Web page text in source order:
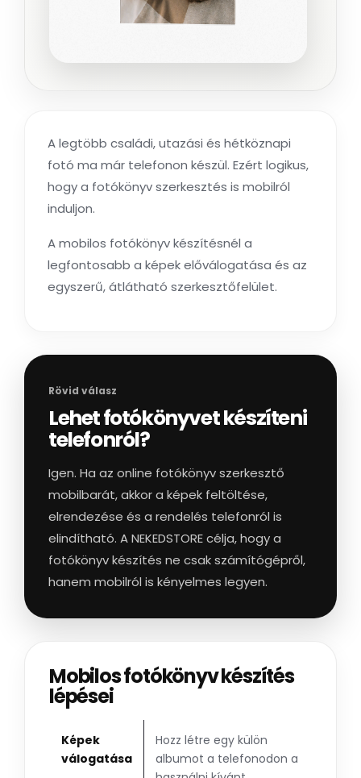
A legtöbb családi, utazási és hétköznapi
fotó ma már telefonon készül. Ezért logikus,
hogy a fotókönyv szerkesztés is mobilról
induljon.
A mobilos fotókönyv készítésnél a
legfontosabb a képek előválogatása és az
egyszerű, átlátható szerkesztőfelület.
Rövid válasz
Lehet fotókönyvet készíteni
telefonról?
Igen. Ha az online fotókönyv szerkesztő
mobilbarát, akkor a képek feltöltése,
elrendezése és a rendelés telefonról is
elindítható. A NEKEDSTORE célja, hogy a
fotókönyv készítés ne csak számítógépről,
hanem mobilról is kényelmes legyen.
Mobilos fotókönyv készítés
lépései
Képek
válogatása
Hozz létre egy külön
albumot a telefonodon a